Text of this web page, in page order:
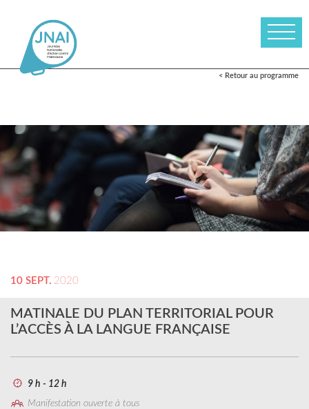
< Retour au programme
10 SEPT. 2020
MATINALE DU PLAN TERRITORIAL POUR
L’ACCÈS À LA LANGUE FRANÇAISE
9 h - 12 h
Manifestation ouverte à tous